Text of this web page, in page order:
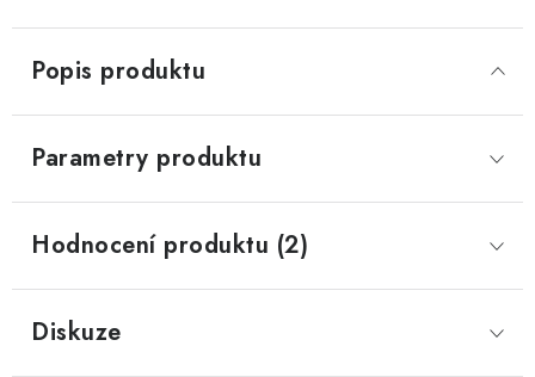
Popis produktu
Parametry produktu
Hodnocení produktu (2)
Diskuze